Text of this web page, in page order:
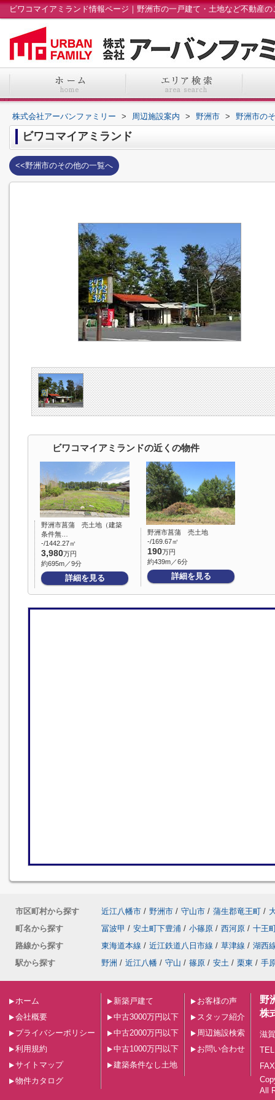
株式会社アーバンファミリー > 周辺施設案内 > 野洲市 > 野洲市の
ビワコマイアミランド
<<野洲市のその他の一覧へ
ビワコマイアミランドの近くの物件
野洲市菖蒲 売土地（建築
条件無…
-/1442.27㎡
3,980万円
約695m／9分
詳細を見る
野洲市菖蒲 売土地
-/169.67㎡
190万円
約439m／6分
詳細を見る
市区町村から探す 近江八幡市 / 野洲市 / 守山市 / 蒲生郡竜王町 /
町名から探す
冨波甲 / 安土町下豊浦 / 小篠原 / 西河原 / 十王
路線から探す
東海道本線 / 近江鉄道八日市線 / 草津線 / 湖西
駅から探す
野洲 / 近江八幡 / 守山 / 篠原 / 安土 / 栗東 / 手
ホーム
会社概要
プライバシーポリシー
利用規約
サイトマップ
物件カタログ
新築戸建て
中古3000万円以下
中古2000万円以下
中古1000万円以下
建築条件なし土地
お客様の声
スタッフ紹介
周辺施設検索
お問い合わせ
野
株
滋
All